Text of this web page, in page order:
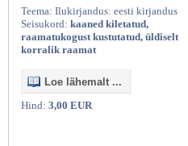
Teema: Ilukirjandus: eesti kirjandus
Seisukord: kaaned kiletatud,
raamatukogust kustutatud, üldiselt
korralik raamat
Loe lähemalt ...
Hind: 3,00 EUR